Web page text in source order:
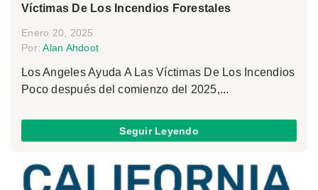
Víctimas De Los Incendios Forestales
Enero 20, 2025
Por:Alan Ahdoot
Los Angeles Ayuda A Las Víctimas De Los Incendios
Poco después del comienzo del 2025,...
Seguir Leyendo